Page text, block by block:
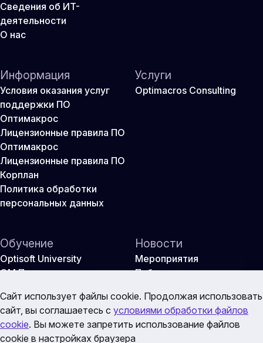
Сайт использует файлы cookie. Продолжая использовать
сайт, вы соглашаетесь с условиями обработки файлов
cookie. Вы можете запретить использование файлов
cookie в настройках браузера
Сведения об ИТ-
деятельности
О нас
Информация
Условия оказания услуг
поддержки ПО
Оптимакрос
Лицензионные правила ПО
Оптимакрос
Лицензионные правила ПО
Корплан
Политика обработки
персональных данных
Услуги
Optimacros Consulting
Обучение
Optisoft University
ОМ Практикум
Новости
Мероприятия
Публикации